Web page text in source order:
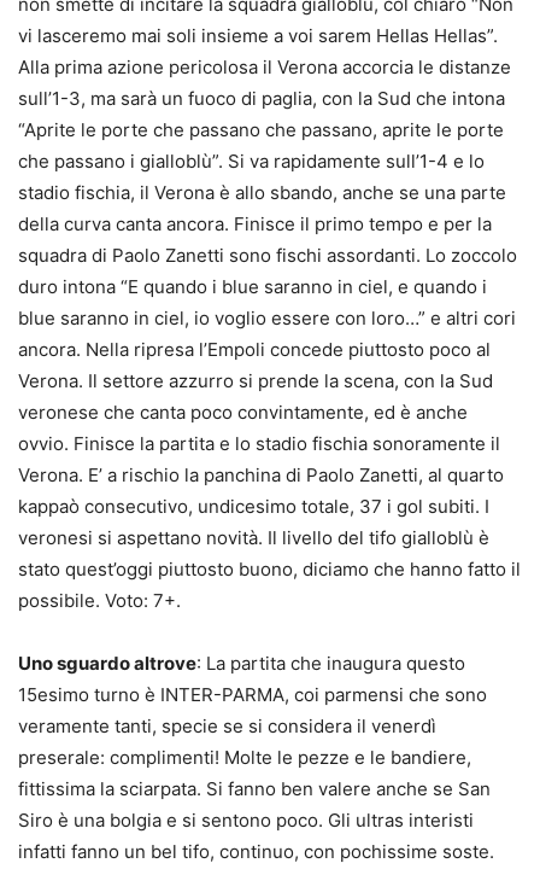
vi lasceremo mai soli insieme a voi sarem Hellas Hellas”.
Alla prima azione pericolosa il Verona accorcia le distanze
sull’1-3, ma sarà un fuoco di paglia, con la Sud che intona
“Aprite le porte che passano che passano, aprite le porte
che passano i gialloblù”. Si va rapidamente sull’1-4 e lo
stadio fischia, il Verona è allo sbando, anche se una parte
della curva canta ancora. Finisce il primo tempo e per la
squadra di Paolo Zanetti sono fischi assordanti. Lo zoccolo
duro intona “E quando i blue saranno in ciel, e quando i
blue saranno in ciel, io voglio essere con loro…” e altri cori
ancora. Nella ripresa l’Empoli concede piuttosto poco al
Verona. Il settore azzurro si prende la scena, con la Sud
veronese che canta poco convintamente, ed è anche
ovvio. Finisce la partita e lo stadio fischia sonoramente il
Verona. E’ a rischio la panchina di Paolo Zanetti, al quarto
kappaò consecutivo, undicesimo totale, 37 i gol subiti. I
veronesi si aspettano novità. Il livello del tifo gialloblù è
stato quest’oggi piuttosto buono, diciamo che hanno fatto il
possibile. Voto: 7+.
Uno sguardo altrove: La partita che inaugura questo
15esimo turno è INTER-PARMA, coi parmensi che sono
veramente tanti, specie se si considera il venerdì
preserale: complimenti! Molte le pezze e le bandiere,
fittissima la sciarpata. Si fanno ben valere anche se San
Siro è una bolgia e si sentono poco. Gli ultras interisti
infatti fanno un bel tifo, continuo, con pochissime soste.